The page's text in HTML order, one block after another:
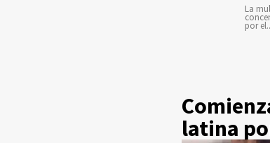
La
por
latina